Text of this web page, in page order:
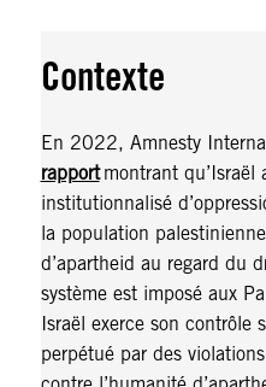
Contexte
En 2022, Amnesty
rapportmontrant qu’Israël
institutionnalisé
la population
d’apartheid au regard du
système est imposé aux
Israël exerce son contrôle
perpétué par des